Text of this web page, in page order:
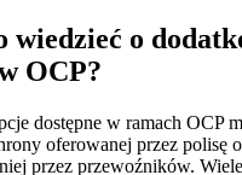
wiedzieć o
OCP?
dostępne w ramach OCP
oferowanej przez polisę
przez przewoźników.